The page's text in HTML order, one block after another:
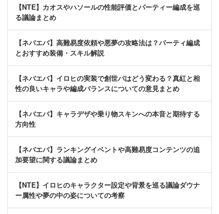
【NTE】カオスやハソールの性能評価とパーティー編成を巡
る議論まとめ
【ネバエバ】高難易度依頼や悪夢の攻略法は？パーティ編成
とおすすめ装備・スキル解説
【ネバエバ】イロヒの実装で創世パはどう変わる？真紅と相
性の良いキャラや編成バランスについての意見まとめ
【ネバエバ】キャラデザや乗り物スキンへの本音と期待する
方向性
【ネバエバ】ランキングイベントや高難易度コンテンツの追
加要望に関する議論まとめ
【NTE】イロヒのキャラクター設定や背景を巡る議論ダウナ
ー属性や夢の中の姿についての考察